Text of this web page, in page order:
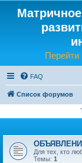
Перейти
FAQ
Список форумов
Для тех, кто
Темы: 1